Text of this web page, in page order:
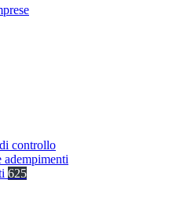
controllo
625